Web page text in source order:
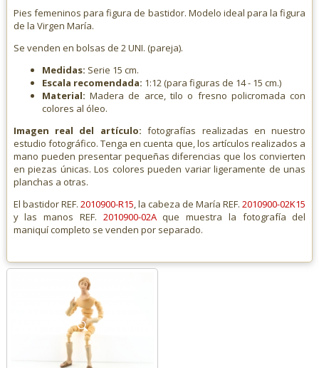
Pies femeninos para figura de bastidor. Modelo ideal para la figura
de la Virgen María.
Se venden en bolsas de 2 UNI. (pareja).
Medidas: Serie 15 cm.
Escala recomendada: 1:12 (para figuras de 14 - 15 cm.)
Material: Madera de arce, tilo o fresno policromada con
colores al óleo.
Imagen real del artículo: fotografías realizadas en nuestro
estudio fotográfico. Tenga en cuenta que, los artículos realizados a
mano pueden presentar pequeñas diferencias que los convierten
en piezas únicas. Los colores pueden variar ligeramente de unas
planchas a otras.
El bastidor REF. 2010900-R15, la cabeza de María REF.2010900-02K15
y las manos REF. 2010900-02Aque muestra la fotografía del
maniquí completo se venden por separado.